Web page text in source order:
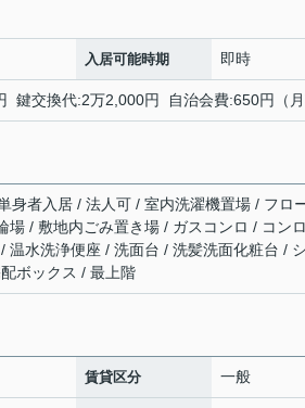
入居可能時期 即時
鍵交換代:2万2,000円 自治会費:650円（月
身者入居 / 法人可 / 室内洗濯機置場 / フロ
場 / 敷地内ごみ置き場 / ガスコンロ / コン
温水洗浄便座 / 洗面台 / 洗髪洗面化粧台 /
ボックス / 最上階
賃貸区分 一般